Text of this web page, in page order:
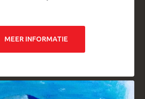
MEER INFORMATIE